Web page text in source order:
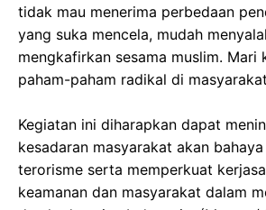
tidak mau menerima perbedaan
yang suka mencela, mudah
mengkafirkan sesama muslim. Mari
paham-paham radikal di
Kegiatan ini diharapkan dapat
kesadaran masyarakat akan
terorisme serta memperkuat
keamanan dan masyarakat dalam